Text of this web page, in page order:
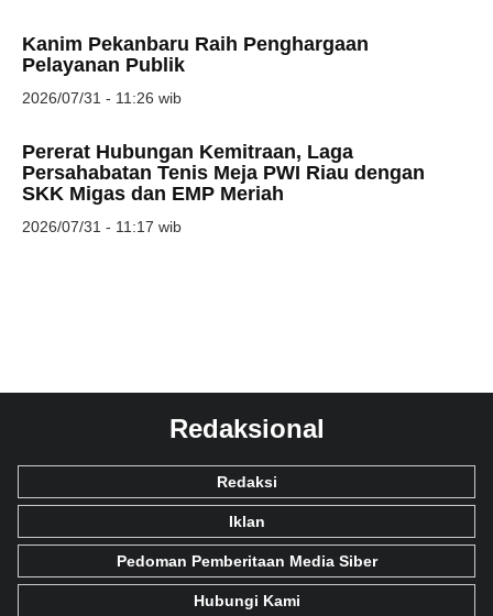
Kanim Pekanbaru Raih Penghargaan
Pelayanan Publik
2026/07/31 - 11:26 wib
Pererat Hubungan Kemitraan, Laga
Persahabatan Tenis Meja PWI Riau dengan
SKK Migas dan EMP Meriah
2026/07/31 - 11:17 wib
Redaksional
Redaksi
Iklan
Pedoman Pemberitaan Media Siber
Hubungi Kami